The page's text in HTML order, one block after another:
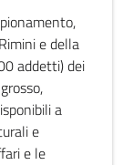
e della
addetti) dei
a
e
e le